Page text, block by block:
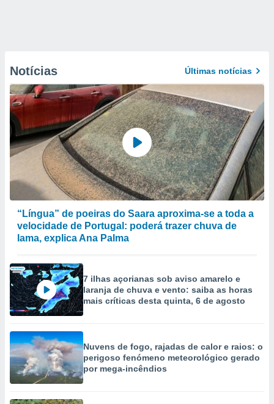
Notícias Últimas notícias
“Língua” de poeiras do Saara aproxima-se a toda a
velocidade de Portugal: poderá trazer chuva de
lama, explica Ana Palma
7 ilhas açorianas sob aviso amarelo e
laranja de chuva e vento: saiba as horas
mais críticas desta quinta, 6 de agosto
Nuvens de fogo, rajadas de calor e raios: o
perigoso fenómeno meteorológico gerado
por mega-incêndios